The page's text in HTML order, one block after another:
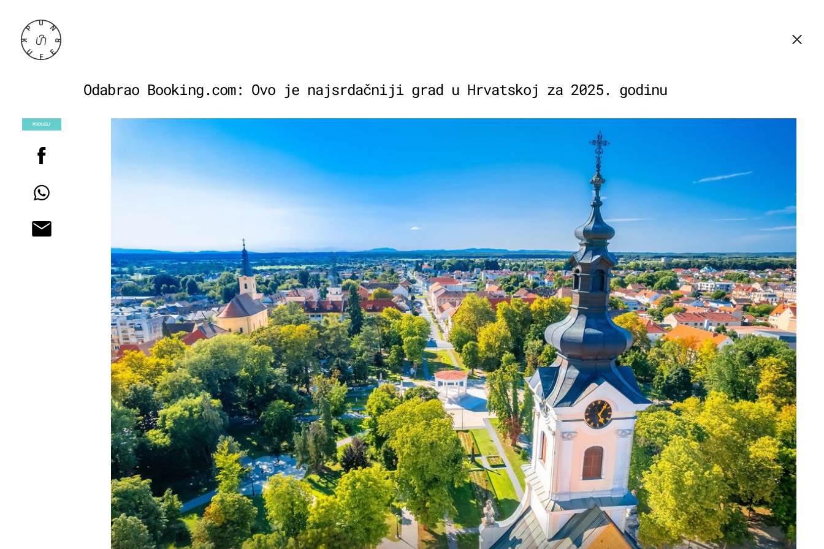
Odabrao Booking.com: Ovo je najsrdačniji grad u Hrvatskoj za 2025. godinu
PODIJELI
+2
LJETO U PODRAVINI
Kupanje na Križnici: Egzotika na
jedinom naseljenom riječnom otoku u
Hrvatskoj do kojeg se stiže skelom ili
visećim mostom
+10
SINJAC KOD PLAŠKOG
Tajanstveno jezero kod Plaškog:
Filmska priča skrivena uz zaboravljenu
cestu
+3
OTOK UNIJE
Najbolje čuvana tajna Kvarnera: Otok
tirkiznog mora i filmskih zalaza na
kojem nema automobila